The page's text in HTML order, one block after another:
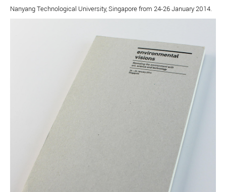
Nanyang Technological University, Singapore from 24-26 January 2014.